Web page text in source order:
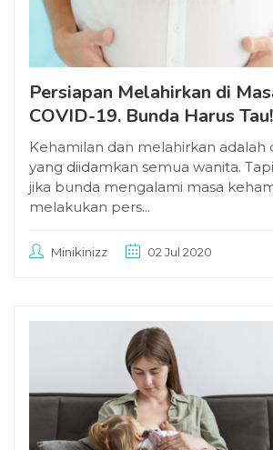
Persiapan Melahirkan di
COVID-19. Bunda Harus Tau!
Kehamilan dan melahirkan adalah
yang diidamkan semua wanita.
jika bunda mengalami masa
melakukan pers...
Minikinizz 02 Jul 2020